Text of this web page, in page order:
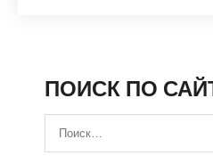
ПОИСК ПО